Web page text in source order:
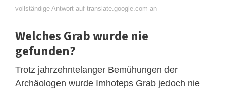
vollständige Antwort auf translate.google.com an
Welches Grab wurde nie
gefunden?
Trotz jahrzehntelanger Bemühungen der
Archäologen wurde Imhoteps Grab jedoch nie